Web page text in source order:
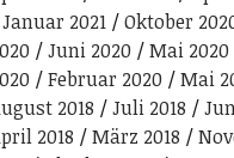
Januar 2021
Oktober
Juni 2020 Mai 2020
Februar 2020 Mai
2018
Juli 2018
2018
März 2018